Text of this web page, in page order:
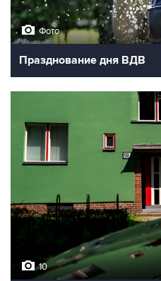
Фото
Празднование дня ВДВ
10